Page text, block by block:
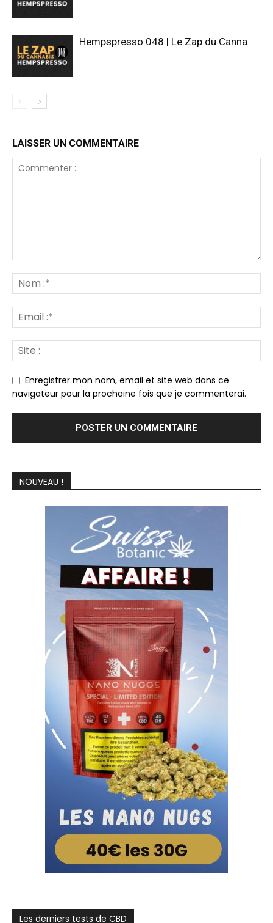
Hempspresso 048 | Le Zap du Canna
LAISSER UN COMMENTAIRE
Enregistrer mon nom, email et site web dans ce
navigateur pour la prochaine fois que je commenterai.
NOUVEAU !
Les derniers tests de CBD